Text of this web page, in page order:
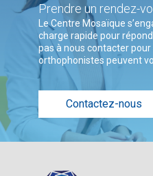
Prendre un rendez-
Le Centre Mosaïque
charge rapide pour
pas à nous contacter
orthophonistes peuvent
Contactez-nous